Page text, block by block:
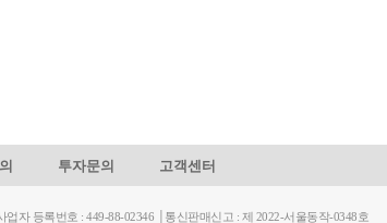
투자문의 고객센터
자 등록번호 : 449-88-02346 │통신판매신고 : 제 2022-서울동작-0348호